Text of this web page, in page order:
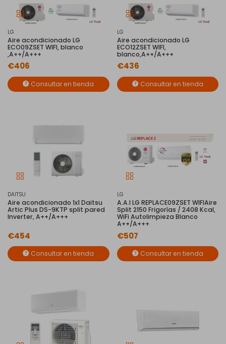
LG
Aire acondicionado LG
ECO09ZSET WIFI, blanco
,A++/A+++
€406
Consultar en tienda
LG
Aire acondicionado LG
ECO12ZSET WIFI,
blanco,A++/A+++
€436
Consultar en tienda
DAITSU
Aire acondicionado 1x1 Daitsu
Artic Plus DS-9KTP split pared
Inverter, A++/A+++
€454
Consultar en tienda
LG
A.A.I LG REPLACE09ZSET WIFIAire
Split 2150 Frigorías / 2408 Kcal,
WiFi Autolimpieza Blanco
A++/A+++
€507
Consultar en tienda